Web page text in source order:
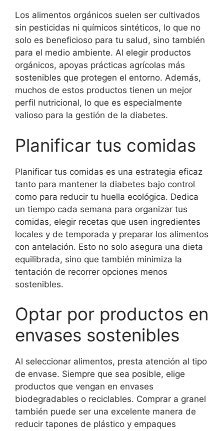
Los alimentos orgánicos suelen ser cultivados
sin pesticidas ni químicos sintéticos, lo que no
solo es beneficioso para tu salud, sino también
para el medio ambiente. Al elegir productos
orgánicos, apoyas prácticas agrícolas más
sostenibles que protegen el entorno. Además,
muchos de estos productos tienen un mejor
perfil nutricional, lo que es especialmente
valioso para la gestión de la diabetes.
Planificar tus comidas
Planificar tus comidas es una estrategia eficaz
tanto para mantener la diabetes bajo control
como para reducir tu huella ecológica. Dedica
un tiempo cada semana para organizar tus
comidas, elegir recetas que usen ingredientes
locales y de temporada y preparar los alimentos
con antelación. Esto no solo asegura una dieta
equilibrada, sino que también minimiza la
tentación de recorrer opciones menos
sostenibles.
Optar por productos en
envases sostenibles
Al seleccionar alimentos, presta atención al tipo
de envase. Siempre que sea posible, elige
productos que vengan en envases
biodegradables o reciclables. Comprar a granel
también puede ser una excelente manera de
reducir tapones de plástico y empaques